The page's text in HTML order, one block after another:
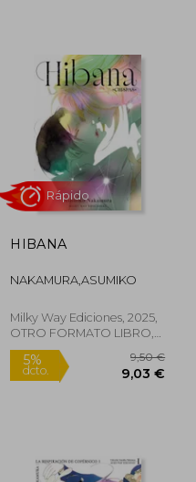
5%
dcto.
HIBANA
NAKAMURA,ASUMIKO
Milky Way Ediciones, 2025,
OTRO FORMATO LIBRO,
Nuevo